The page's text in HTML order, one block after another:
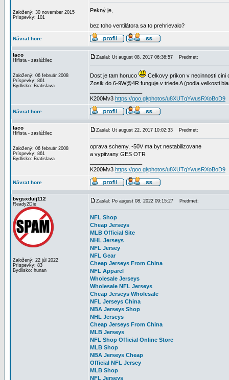
Založený: 30 november 2015
Príspevky: 101
Pekný je,
bez toho ventilátora sa to prehrievalo?
Návrat hore
laco
Hifista - zaslúžilec
Založený: 06 február 2008
Príspevky: 861
Bydlisko: Bratislava
Zaslal: Ut august 08, 2017 06:36:57 Predmet:
Dost je tam horuco
Celkovy prikon v necinnosti cini
Zosik do 6-9W@4R funguje v triede A (podla velkosti
K200Mv3 https://goo.gl/photos/u8XUTqYwusRXoBoD9
Návrat hore
laco
Hifista - zaslúžilec
Založený: 06 február 2008
Príspevky: 861
Bydlisko: Bratislava
Zaslal: Ut august 22, 2017 10:02:33 Predmet:
oprava schemy, -50V ma byt nestabilizovane
a vypitvany GES OTR
K200Mv3 https://goo.gl/photos/u8XUTqYwusRXoBoD9
Návrat hore
bvgsxduij112
Ready2Die
Založený: 22 júl 2022
Príspevky: 83
Bydlisko: hunan
Zaslal: Po august 08, 2022 09:15:27 Predmet:
NFL Shop
Cheap Jerseys
MLB Official Site
NHL Jerseys
NFL Jersey
NFL Gear
Cheap Jerseys From China
NFL Apparel
Wholesale Jerseys
Wholesale NFL Jerseys
Cheap Jerseys Wholesale
NFL Jerseys China
NBA Jerseys Shop
NHL Jerseys
Cheap Jerseys From China
MLB Jerseys
NFL Shop Official Online Store
MLB Shop
NBA Jerseys Cheap
Official NFL Jersey
MLB Shop
NFL Jerseys